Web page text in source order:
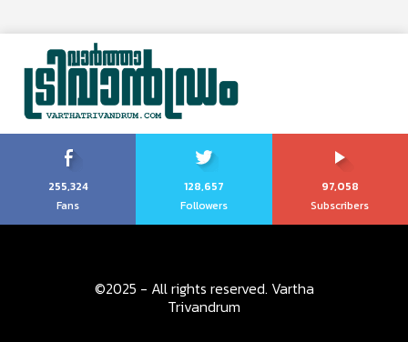
255,324
Fans
128,657
Followers
97,058
Subscribers
©2025 - All rights reserved. Vartha
Trivandrum